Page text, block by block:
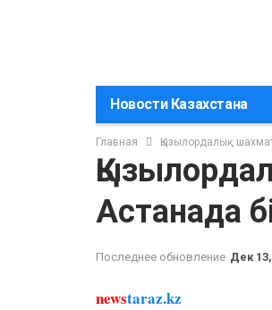
Новости Казахстана
Главная Қызылордалық
Астанада
Последнее обновление Дек
newstaraz.kz